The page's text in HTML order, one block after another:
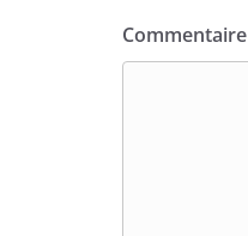
Commentaire